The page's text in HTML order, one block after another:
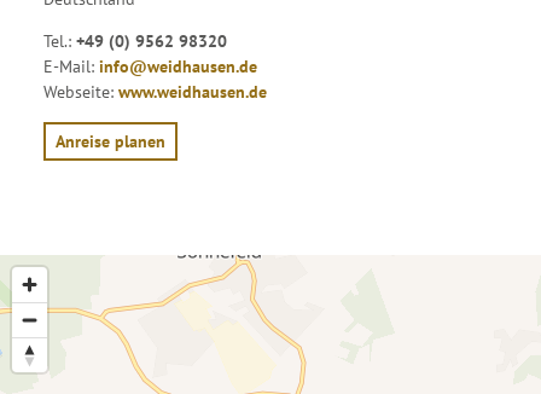
Tel.: +49 (0) 9562 98320
E-Mail: info@weidhausen.de
Webseite: www.weidhausen.de
Anreise planen